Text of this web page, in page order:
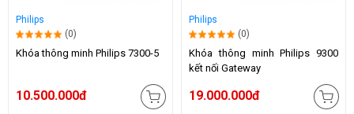
Philips
(0)
Khóa thông minh Philips 7300-5
10.500.000đ
Philips
(0)
Khóa thông minh Philips 9300
kết nối Gateway
19.000.000đ